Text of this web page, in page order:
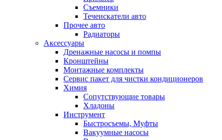
Съемники
Течеискатели авто
Прочее авто
Радиаторы
Аксессуары
Дренажные насосы и помпы
Кронштейны
Монтажные комплекты
Сервис пакет для чистки кондиционеров
Химия
Сопутствующие товары
Хладоны
Инструмент
Быстросъемы, Муфты
Вакуумные насосы